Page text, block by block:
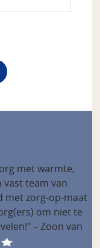
met warmte,
vast team van
met zorg-op-maat
om niet te
– Zoon van